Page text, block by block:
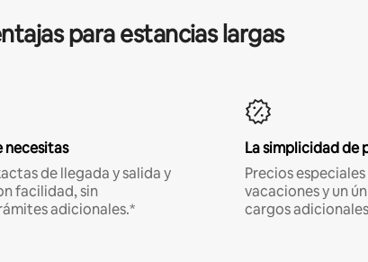
para estancias largas
necesitas
de llegada y salida y
facilidad, sin
adicionales.*
La simplicidad de
Precios
vacaciones y un
cargos